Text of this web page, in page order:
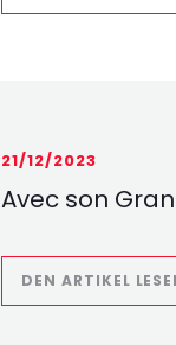
Avec son
21/12/2023
DEN ARTIKEL